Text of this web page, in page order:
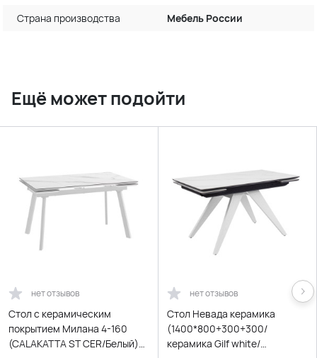
Страна производства
Мебель России
Ещё может подойти
нет отзывов
Cтол с керамическим
покрытием Милана 4-160
(CALAKATTA ST CER/Белый)
нет отзывов
Стол Невада керамика
(1400*800+300+300/
керамика Gilf white/